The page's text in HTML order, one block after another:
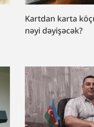
Kartdan karta
nəyi dəyişəcək?